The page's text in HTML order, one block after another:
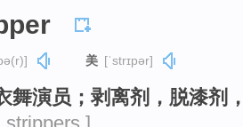
美 [ˈstrɪpər]
舞演员；剥离剂，脱漆剂